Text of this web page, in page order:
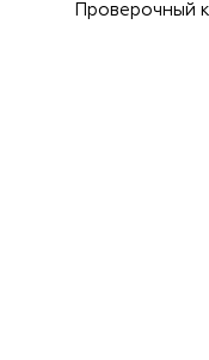
Проверочный